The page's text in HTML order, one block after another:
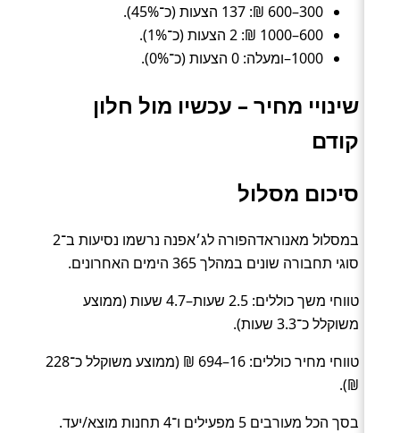
300–600 ₪: 137 הצעות (כ־45%).
600–1000 ₪: 2 הצעות (כ־1%).
1000–ומעלה: 0 הצעות (כ־0%).
שינויי מחיר – עכשיו מול חלון
קודם
סיכום מסלול
במסלול מאנוראדהפורה לג׳אפנה נרשמו נסיעות ב־2
סוגי תחבורה שונים במהלך 365 הימים האחרונים.
טווחי משך כוללים: 2.5 שעות–4.7 שעות (ממוצע
משוקלל כ־3.3 שעות).
טווחי מחיר כוללים: 16–694 ₪ (ממוצע משוקלל כ־228
₪).
בסך הכל מעורבים 5 מפעילים ו־4 תחנות מוצא/יעד.